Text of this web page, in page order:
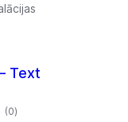
Text
(0vērtējumu
kopsumma
)